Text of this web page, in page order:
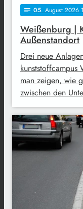
notes 05. August 2026
Weißenburg |
Außenstandort
Drei neue
man zeigen, wie
zwischen den